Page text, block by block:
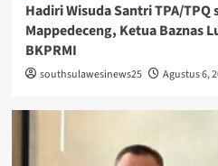
Hadiri Wisuda Santri TPA/TPQ
Mappedeceng, Ketua Baznas
BKPRMI
southsulawesinews25 Agustus 6,